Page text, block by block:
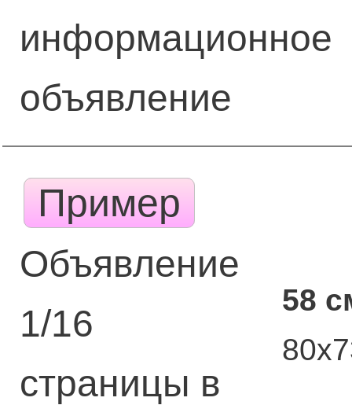
информационное
объявление
Пример
Объявление
1/16
страницы в
58